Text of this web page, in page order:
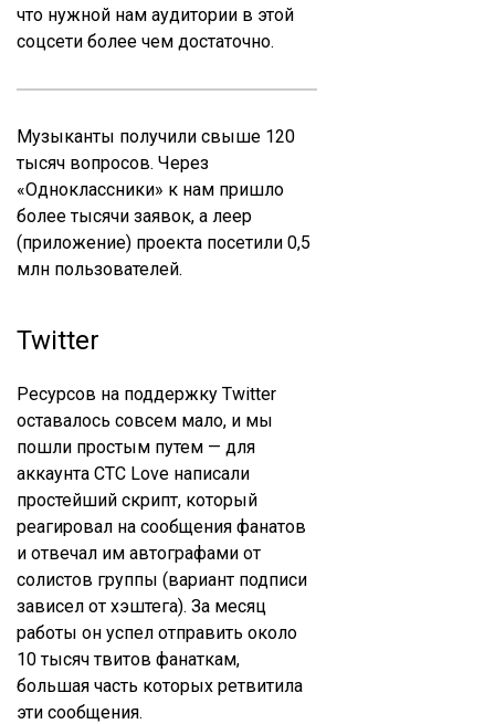
что нужной нам аудитории в этой
соцсети более чем достаточно.
Музыканты получили свыше 120
тысяч вопросов. Через
«Одноклассники» к нам пришло
более тысячи заявок, а леер
(приложение) проекта посетили 0,5
млн пользователей.
Twitter
Ресурсов на поддержку Twitter
оставалось совсем мало, и мы
пошли простым путем — для
аккаунта СТС Love написали
простейший скрипт, который
реагировал на сообщения фанатов
и отвечал им автографами от
солистов группы (вариант подписи
зависел от хэштега). За месяц
работы он успел отправить около
10 тысяч твитов фанаткам,
большая часть которых ретвитила
эти сообщения.